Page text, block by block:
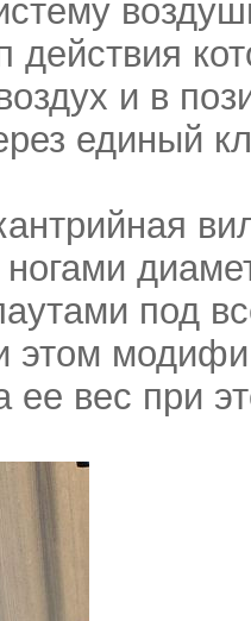
действия
и в
единый
под
этом
ее вес при